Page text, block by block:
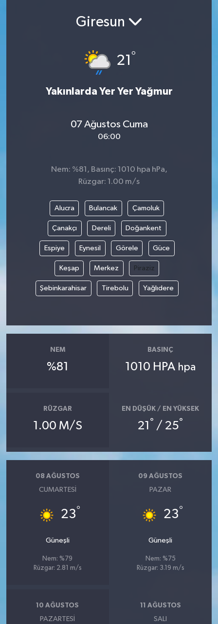
Giresun
21°
Yakınlarda Yer Yer Yağmur
07 Ağustos Cuma
06:00
Nem: %81, Basınç: 1010 hpa hPa,
Rüzgar: 1.00 m/s
Alucra Bulancak Çamoluk
Çanakçı Dereli Doğankent
Espiye Eynesil Görele Güce
Keşap Merkez Piraziz
Şebinkarahisar Tirebolu Yağlıdere
NEM
%81
BASINÇ
1010 HPA hpa
RÜZGAR
1.00 M/S
EN DÜŞÜK / EN YÜKSEK
21 ° / 25°
08 AĞUSTOS
CUMARTESI
23°
Güneşli
Nem: %79
Rüzgar: 2.81 m/s
09 AĞUSTOS
PAZAR
23°
Güneşli
Nem: %75
Rüzgar: 3.19 m/s
10 AĞUSTOS
PAZARTESI
11 AĞUSTOS
SALI